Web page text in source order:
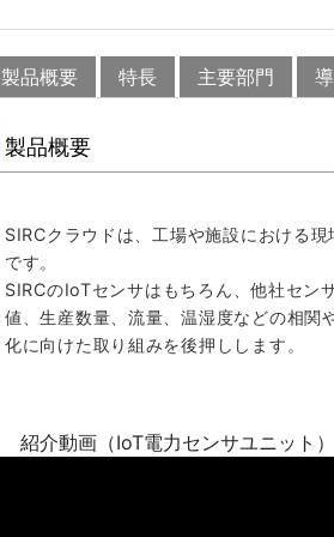
製品概要 特長 主要部門
製品概要
SIRCクラウドは、工場や施設における
です。
SIRCのIoTセンサはもちろん、他社セン
値、生産数量、流量、温湿度などの相関
化に向けた取り組みを後押しします。
紹介動画（IoT電力センサユニット）